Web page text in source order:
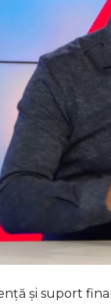
și suport